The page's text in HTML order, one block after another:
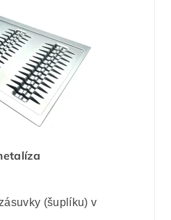
(šuplíku) v